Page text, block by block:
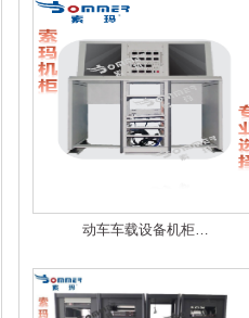
动车车载设备机柜…